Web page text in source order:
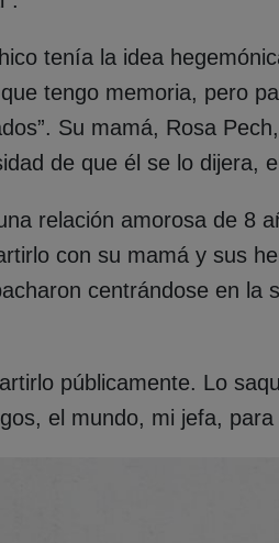
tenía la idea
tengo memoria, pero
Su mamá, Rosa
de que él se lo dijera,
relación amorosa de 8
con su mamá y sus
centrándose en la
públicamente. Lo
el mundo, mi jefa, para